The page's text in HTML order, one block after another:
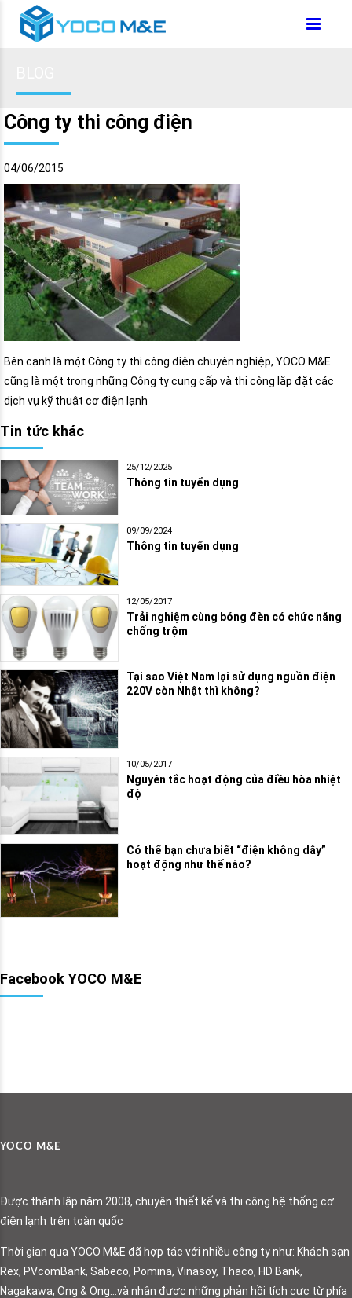
Công ty thi công điện
04/06/2015
Bên cạnh là một Công ty thi công điện chuyên nghiệp, YOCO M&E
cũng là một trong những Công ty cung cấp và thi công lắp đặt các
dịch vụ kỹ thuật cơ điện lạnh
Tin tức khác
25/12/2025
Thông tin tuyển dụng
09/09/2024
Thông tin tuyển dụng
12/05/2017
Trải nghiệm cùng bóng đèn có chức năng
chống trộm
Tại sao Việt Nam lại sử dụng nguồn điện
220V còn Nhật thì không?
10/05/2017
Nguyên tắc hoạt động của điều hòa nhiệt
độ
Có thể bạn chưa biết “điện không dây”
hoạt động như thế nào?
Facebook YOCO M&E
YOCO M&E
Được thành lập năm 2008, chuyên thiết kế và thi công hệ thống cơ
điện lạnh trên toàn quốc
Thời gian qua YOCO M&E đã hợp tác với nhiều công ty như: Khách sạn
Rex, PVcomBank, Sabeco, Pomina, Vinasoy, Thaco, HD Bank,
Nagakawa, Ong & Ong…và nhận được những phản hồi tích cực từ phía